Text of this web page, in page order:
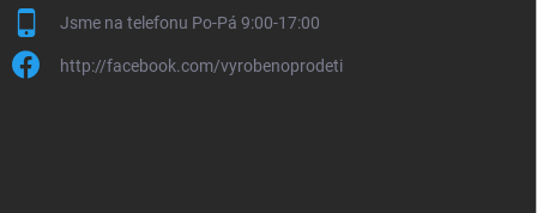
Jsme na telefonu Po-Pá 9:00-17:00
http://facebook.com/vyrobenoprodeti